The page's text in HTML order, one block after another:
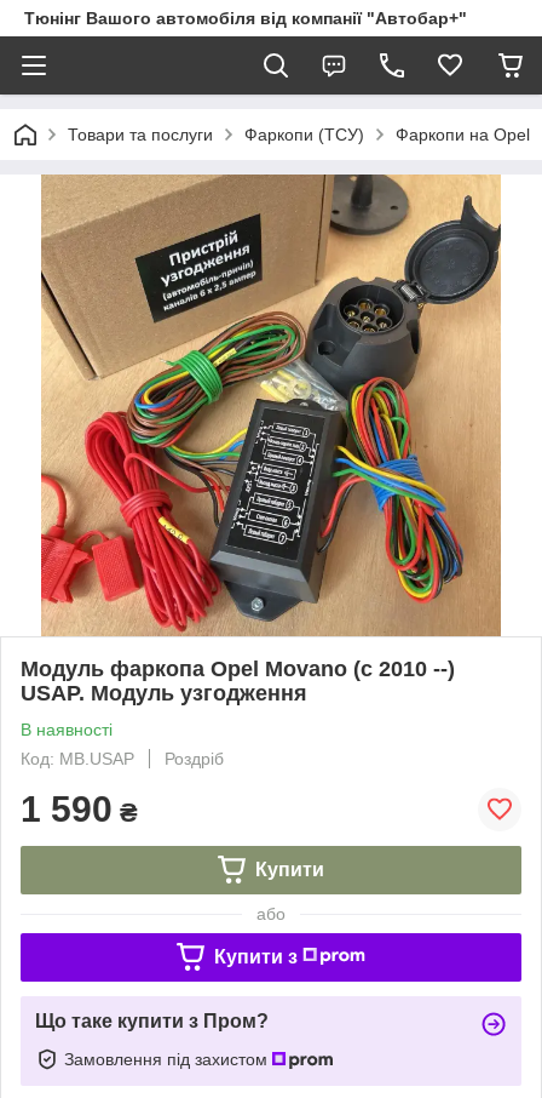
Тюнінг Вашого автомобіля від компанії "Автобар+"
Товари та послуги Фаркопи (ТСУ) Фаркопи на Opel
Модуль фаркопа Opel Movano (с 2010 --)
USAP. Модуль узгодження
В наявності
Код: MB.USAP
Роздріб
1 590 ₴
Купити
або
Купити з
Що таке купити з Пром?
Замовлення під захистом